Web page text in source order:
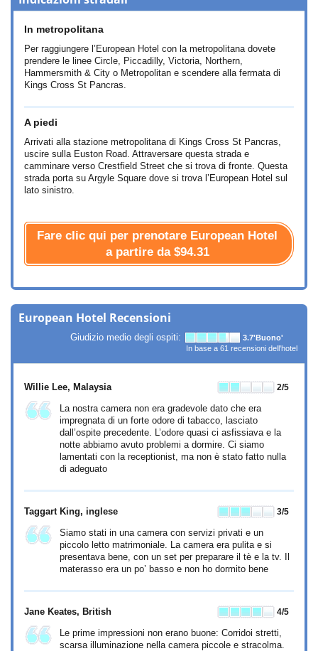
In metropolitana
Per raggiungere l’European Hotel con la metropolitana dovete
prendere le linee Circle, Piccadilly, Victoria, Northern,
Hammersmith & City o Metropolitan e scendere alla fermata di
Kings Cross St Pancras.
A piedi
Arrivati alla stazione metropolitana di Kings Cross St Pancras,
uscire sulla Euston Road. Attraversare questa strada e
camminare verso Crestfield Street che si trova di fronte. Questa
strada porta su Argyle Square dove si trova l’European Hotel sul
lato sinistro.
Fare clic qui per prenotare European Hotel
a partire da $94.31
European Hotel Recensioni
Giudizio medio degli ospiti: 3.7'Buono'
In base a 61 recensioni dell'hotel
Willie Lee, Malaysia 2/5
La nostra camera non era gradevole dato che era
impregnata di un forte odore di tabacco, lasciato
dall’ospite precedente. L’odore quasi ci asfissiava e la
notte abbiamo avuto problemi a dormire. Ci siamo
lamentati con la receptionist, ma non è stato fatto nulla
di adeguato
Taggart King, inglese 3/5
Siamo stati in una camera con servizi privati e un
piccolo letto matrimoniale. La camera era pulita e si
presentava bene, con un set per preparare il tè e la tv. Il
materasso era un po’ basso e non ho dormito bene
Jane Keates, British 4/5
Le prime impressioni non erano buone: Corridoi stretti,
scarsa illuminazione nella camera piccole e stracolma.